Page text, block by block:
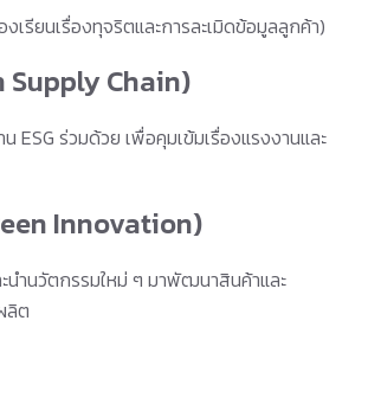
เรียนเรื่องทุจริตและการละเมิดข้อมูลลูกค้า)
Supply Chain)
ESG ร่วมด้วย เพื่อคุมเข้มเรื่องแรงงานและ
Innovation)
นวัตกรรมใหม่ ๆ มาพัฒนาสินค้าและ
ลิต